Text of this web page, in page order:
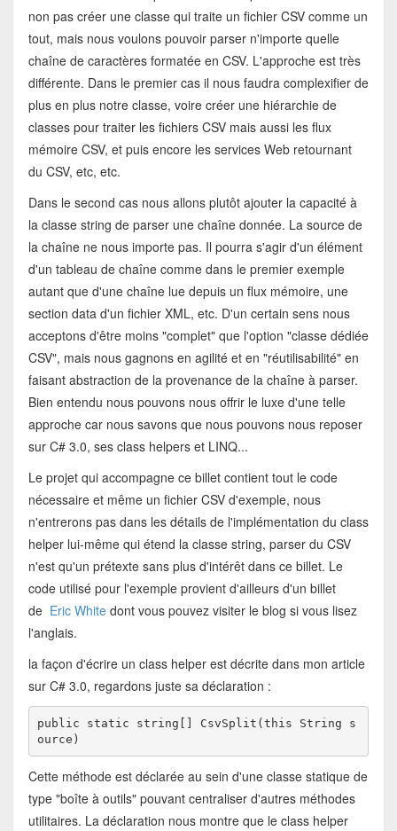
non pas créer une classe qui traite un fichier CSV comme un
tout, mais nous voulons pouvoir parser n'importe quelle
chaîne de caractères formatée en CSV. L'approche est très
différente. Dans le premier cas il nous faudra complexifier de
plus en plus notre classe, voire créer une hiérarchie de
classes pour traiter les fichiers CSV mais aussi les flux
mémoire CSV, et puis encore les services Web retournant
du CSV, etc, etc.
Dans le second cas nous allons plutôt ajouter la capacité à
la classe string de parser une chaîne donnée. La source de
la chaîne ne nous importe pas. Il pourra s'agir d'un élément
d'un tableau de chaîne comme dans le premier exemple
autant que d'une chaîne lue depuis un flux mémoire, une
section data d'un fichier XML, etc. D'un certain sens nous
acceptons d'être moins "complet" que l'option "classe dédiée
CSV", mais nous gagnons en agilité et en "réutilisabilité" en
faisant abstraction de la provenance de la chaîne à parser.
Bien entendu nous pouvons nous offrir le luxe d'une telle
approche car nous savons que nous pouvons nous reposer
sur C# 3.0, ses class helpers et LINQ...
Le projet qui accompagne ce billet contient tout le code
nécessaire et même un fichier CSV d'exemple, nous
n'entrerons pas dans les détails de l'implémentation du class
helper lui-même qui étend la classe string, parser du CSV
n'est qu'un prétexte sans plus d'intérêt dans ce billet. Le
code utilisé pour l'exemple provient d'ailleurs d'un billet
de Eric Whitedont vous pouvez visiter le blog si vous lisez
l'anglais.
la façon d'écrire un class helper est décrite dans mon article
sur C# 3.0, regardons juste sa déclaration :
public static string [] CsvSplit(this String s
Cette méthode est déclarée au sein d'une classe statique de
type "boîte à outils" pouvant centraliser d'autres méthodes
utilitaires. La déclaration nous montre que le class helper